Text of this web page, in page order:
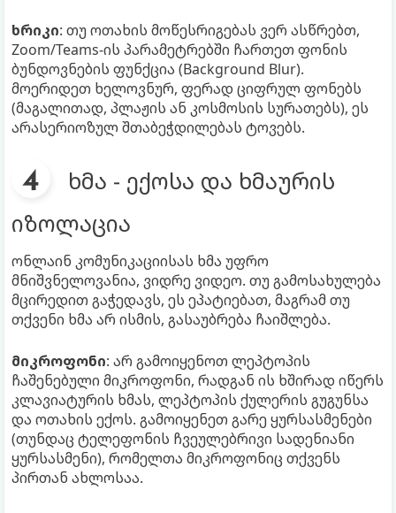
ხრიკი: თუ ოთახის მოწესრიგებას ვერ ასწრებთ,
Zoom/Teams-ის პარამეტრებში ჩართეთ ფონის
ბუნდოვნების ფუნქცია (Background Blur).
მოერიდეთ ხელოვნურ, ფერად ციფრულ ფონებს
(მაგალითად, პლაჟის ან კოსმოსის სურათებს), ეს
არასერიოზულ შთაბეჭდილებას ტოვებს.
ხმა - ექოსა და ხმაურის
იზოლაცია
ონლაინ კომუნიკაციისას ხმა უფრო
მნიშვნელოვანია, ვიდრე ვიდეო. თუ გამოსახულება
მცირედით გაჭედავს, ეს ეპატიებათ, მაგრამ თუ
თქვენი ხმა არ ისმის, გასაუბრება ჩაიშლება.
მიკროფონი: არ გამოიყენოთ ლეპტოპის
ჩაშენებული მიკროფონი, რადგან ის ხშირად იწერს
კლავიატურის ხმას, ლეპტოპის ქულერის გუგუნსა
და ოთახის ექოს. გამოიყენეთ გარე ყურსასმენები
(თუნდაც ტელეფონის ჩვეულებრივი სადენიანი
ყურსასმენი), რომელთა მიკროფონიც თქვენს
პირთან ახლოსაა.